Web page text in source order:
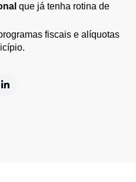
que já tenha rotina de
fiscais e alíquotas